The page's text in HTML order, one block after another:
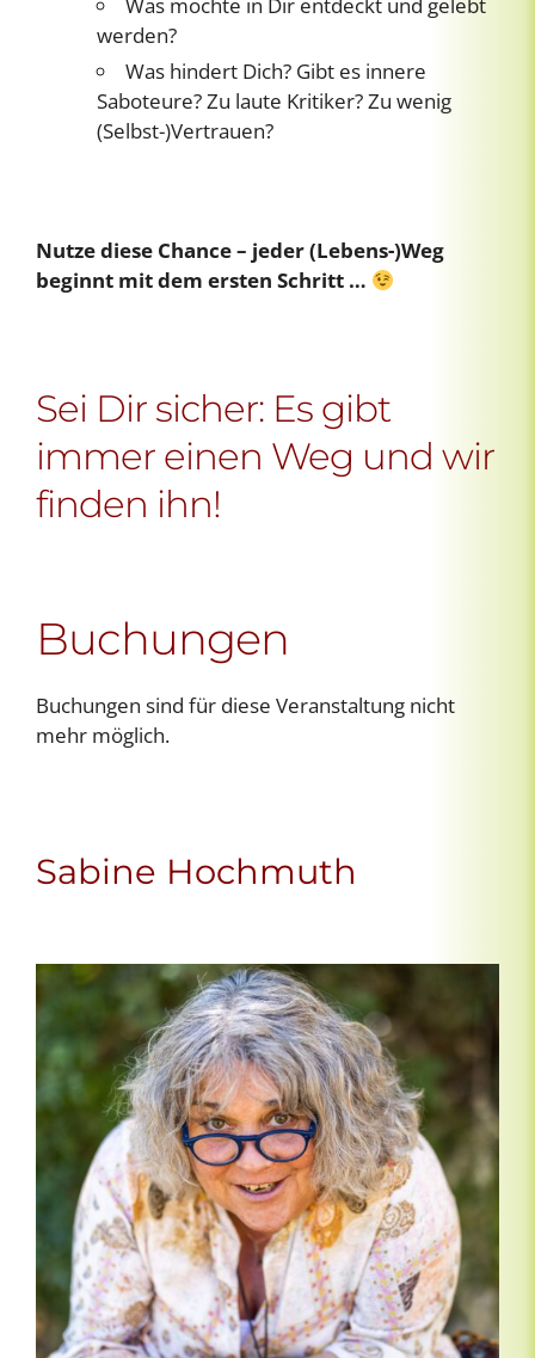
werden?
Was hindert Dich? Gibt es innere
Saboteure? Zu laute Kritiker? Zu wenig
(Selbst-)Vertrauen?
Nutze diese Chance – jeder (Lebens-)Weg
beginnt mit dem ersten Schritt …
Sei Dir sicher: Es gibt
immer einen Weg und wir
finden ihn!
Buchungen
Buchungen sind für diese Veranstaltung nicht
mehr möglich.
Sabine Hochmuth